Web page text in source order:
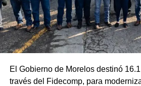
El Gobierno de Morelos destinó
través del Fidecomp, para